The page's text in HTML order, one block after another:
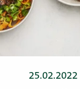
25.02.2022